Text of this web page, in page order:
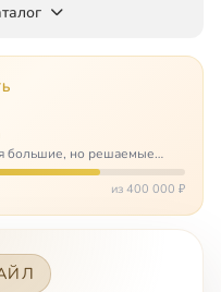
большие, но решаемые
которая ставит
задача, угрожая виз 400 000 ₽